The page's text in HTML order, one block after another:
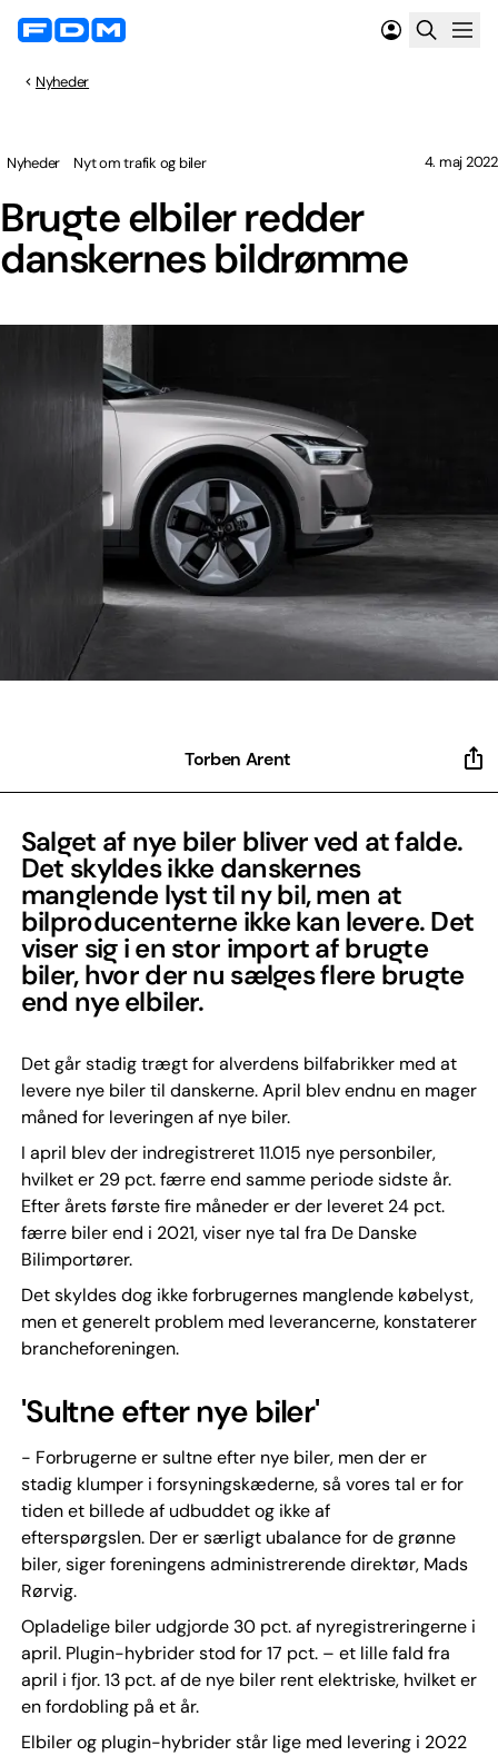
Nyheder
Brugte elbiler redder
danskernes bildrømme
Nyheder Nyt om trafik og biler 4. maj 2022
Torben Arent
Salget af nye biler bliver ved at falde.
Det skyldes ikke danskernes
manglende lyst til ny bil, men at
bilproducenterne ikke kan levere. Det
viser sig i en stor import af brugte
biler, hvor der nu sælges flere brugte
end nye elbiler.
Det går stadig trægt for alverdens bilfabrikker med at
levere nye biler til danskerne. April blev endnu en mager
måned for leveringen af nye biler.
I april blev der indregistreret 11.015 nye personbiler,
hvilket er 29 pct. færre end samme periode sidste år.
Efter årets første fire måneder er der leveret 24 pct.
færre biler end i 2021, viser nye tal fra De Danske
Bilimportører.
Det skyldes dog ikke forbrugernes manglende købelyst,
men et generelt problem med leverancerne, konstaterer
brancheforeningen.
'Sultne efter nye biler'
- Forbrugerne er sultne efter nye biler, men der er
stadig klumper i forsyningskæderne, så vores tal er for
tiden et billede af udbuddet og ikke af
efterspørgslen. Der er særligt ubalance for de grønne
biler, siger foreningens administrerende direktør, Mads
Rørvig.
Opladelige biler udgjorde 30 pct. af nyregistreringerne i
april. Plugin-hybrider stod for 17 pct. – et lille fald fra
april i fjor. 13 pct. af de nye biler rent elektriske, hvilket er
en fordobling på et år.
Elbiler og plugin-hybrider står lige med levering i 2022